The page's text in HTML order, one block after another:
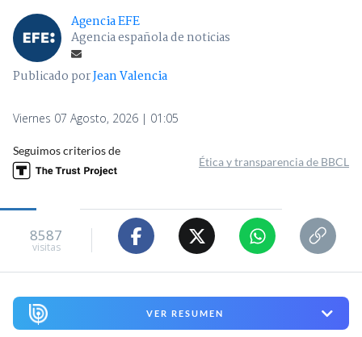
Agencia EFE
Agencia española de noticias
Publicado porJean Valencia
Viernes 07 Agosto, 2026 | 01:05
Seguimos criterios de
Ética y transparencia de BBCL
8587
visitas
VER RESUMEN